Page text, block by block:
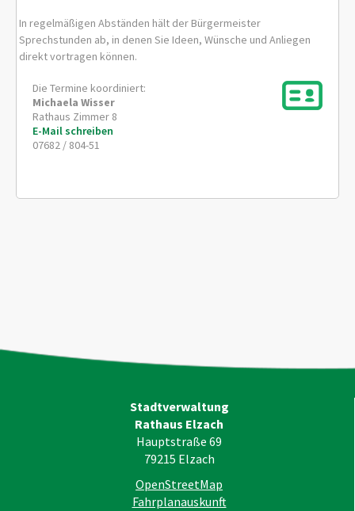
In regelmäßigen Abständen hält der Bürgermeister
Sprechstunden ab, in denen Sie Ideen, Wünsche und Anliegen
direkt vortragen können.
Die Termine koordiniert:
Michaela Wisser
Rathaus Zimmer 8
E-Mail schreiben
07682 / 804-51
Stadtverwaltung
Rathaus Elzach
Hauptstraße 69
79215 Elzach
OpenStreetMap
Fahrplanauskunft